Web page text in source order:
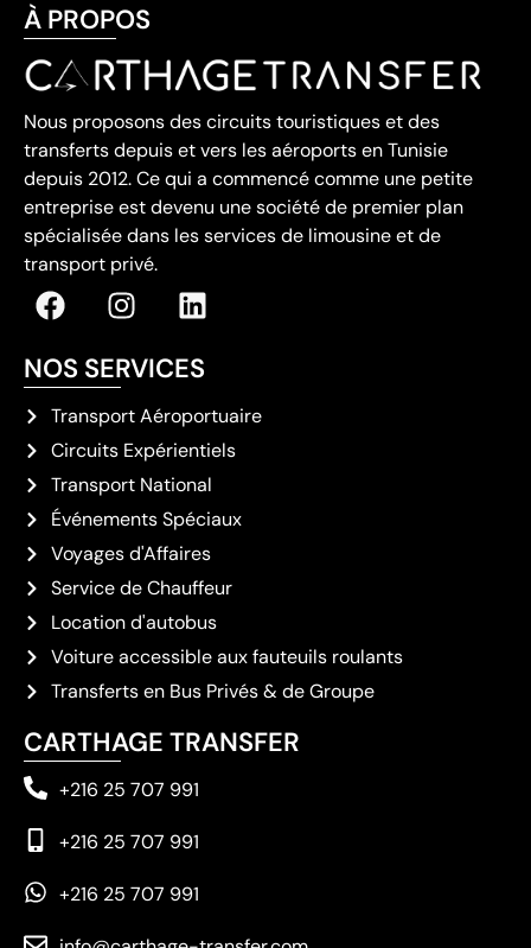
À PROPOS
Nous proposons des circuits touristiques et des
transferts depuis et vers les aéroports en Tunisie
depuis 2012. Ce qui a commencé comme une petite
entreprise est devenu une société de premier plan
spécialisée dans les services de limousine et de
transport privé.
NOS SERVICES
Transport Aéroportuaire
Circuits Expérientiels
Transport National
Événements Spéciaux
Voyages d'Affaires
Service de Chauffeur
Location d'autobus
Voiture accessible aux fauteuils roulants
Transferts en Bus Privés & de Groupe
CARTHAGE TRANSFER
+216 25 707 991
+216 25 707 991
+216 25 707 991